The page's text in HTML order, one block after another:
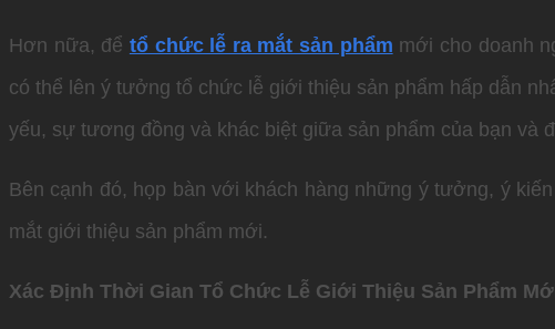
Hơn nữa, để tổ chức lễ ra mắt sản phẩm mới cho doanh
có thể lên ý tưởng tổ chức lễ giới thiệu sản phẩm hấp dẫn
yếu, sự tương đồng và khác biệt giữa sản phẩm của bạn và
Bên cạnh đó, họp bàn với khách hàng những ý tưởng, ý
mắt giới thiệu sản phẩm mới.
Xác Định Thời Gian Tổ Chức Lễ Giới Thiệu Sản Phẩm